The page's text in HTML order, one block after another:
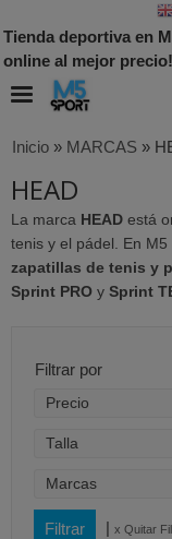
Tienda deportiva en
online al mejor
Inicio » MARCAS »
HEAD
La marca HEAD está
tenis y el pádel. En
zapatillas de tenis y
Sprint PRO y Sprint
Filtrar por
Precio
Talla
Marcas
| x Quitar